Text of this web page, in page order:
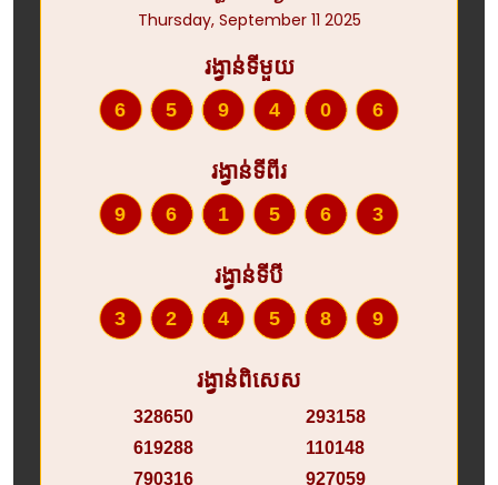
Thursday, September 11 2025
រង្វាន់ទីមួយ
659406
រង្វាន់ទីពីរ
961563
រង្វាន់ទីបី
324589
រង្វាន់ពិសេស
328650
619288
790316
293158
110148
927059